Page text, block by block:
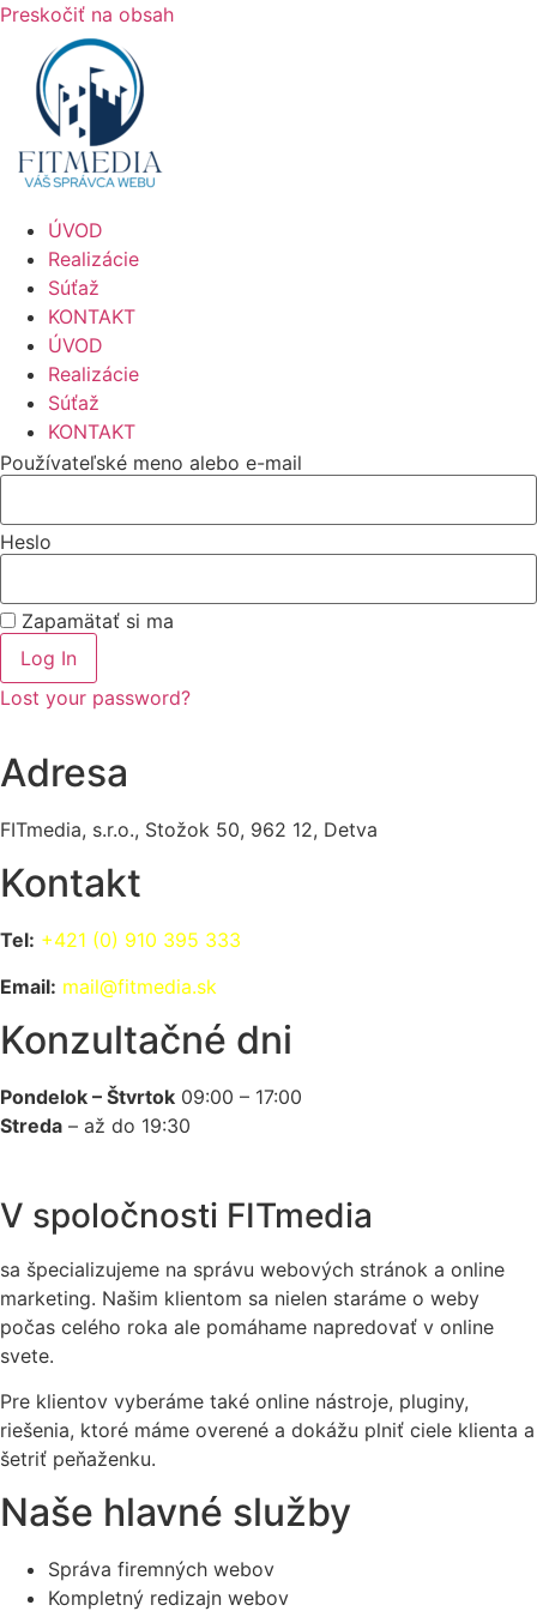
Preskočiť na obsah
ÚVOD
Realizácie
Súťaž
KONTAKT
ÚVOD
Realizácie
Súťaž
KONTAKT
Používateľské meno alebo e-mail
Heslo
Zapamätať si ma
Log In
Lost your password?
Adresa
FITmedia, s.r.o., Stožok 50, 962 12, Detva
Kontakt
Tel: +421 (0) 910 395 333
Email: mail@fitmedia.sk
Konzultačné dni
Pondelok – Štvrtok 09:00 – 17:00
Streda – až do 19:30
V spoločnosti FITmedia
sa špecializujeme na správu webových stránok a online
marketing. Našim klientom sa nielen staráme o weby
počas celého roka ale pomáhame napredovať v online
svete.
Pre klientov vyberáme také online nástroje, pluginy,
riešenia, ktoré máme overené a dokážu plniť ciele klienta a
šetriť peňaženku.
Naše hlavné služby
Správa firemných webov
Kompletný redizajn webov